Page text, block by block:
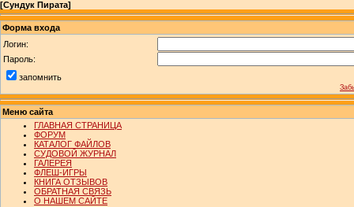
[Сундук Пирата]
Форма входа
Логин:
Пароль:
запомнить
Меню сайта
ГЛАВНАЯ СТРАНИЦА
ФОРУМ
КАТАЛОГ ФАЙЛОВ
СУДОВОЙ ЖУРНАЛ
ГАЛЕРЕЯ
ФЛЕШ-ИГРЫ
КНИГА ОТЗЫВОВ
ОБРАТНАЯ СВЯЗЬ
О НАШЕМ САЙТЕ